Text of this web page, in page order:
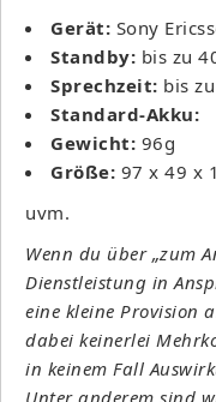
Gerät: Sony
Standby: bis zu
Sprechzeit: bis
Standard-Akku:
Gewicht: 96g
Größe: 97 x 49 x
uvm.
Wenn du über „zum
Dienstleistung in
eine kleine Provision
dabei keinerlei
in keinem Fall
Unter anderem sind